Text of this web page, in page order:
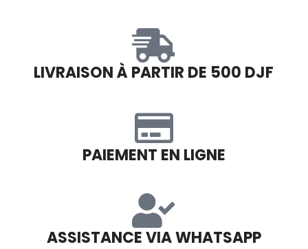
LIVRAISON À PARTIR DE 500 DJF
PAIEMENT EN LIGNE
ASSISTANCE VIA WHATSAPP